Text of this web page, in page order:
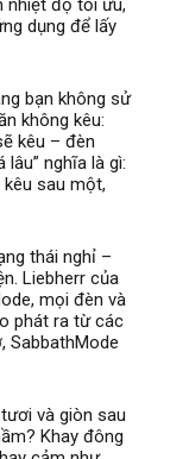
nhiệt độ tối ưu,
dụng để lấy
bạn không sử
không kêu:
kêu – đèn
lâu” nghĩa là gì:
sau một,
thái nghỉ –
Liebherr của
mọi đèn và
phát ra từ các
SabbathMode
và giòn sau
Khay đông